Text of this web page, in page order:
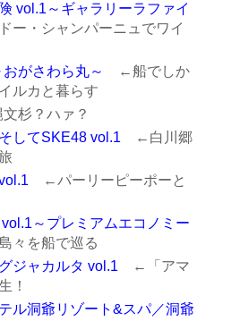
vol.1～ギャラリーラファイ
・シャンパーニュでワイ
がさわら丸～
←船でしか
ルカと暮らす
杉？ハァ？
してSKE48 vol.1 ←白川郷
←パーリーピーポーと
～プレミアムエコノミー
々を船で巡る
ジャカルタ vol.1 ←「アマ
！
ル洞爺リゾート&スパ／洞爺